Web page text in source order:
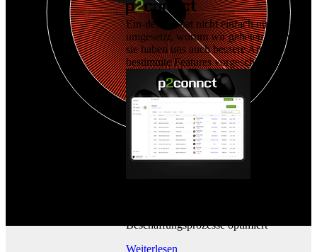
Ein-des-ein hat nicht einfach nur das
umgesetzt, worum wir gebeten haben –
sie haben uns auch bessere Ansätze für
bestimmte Features vorgeschlagen.
Beschaffungsprozesse optimiert
Weiterlesen